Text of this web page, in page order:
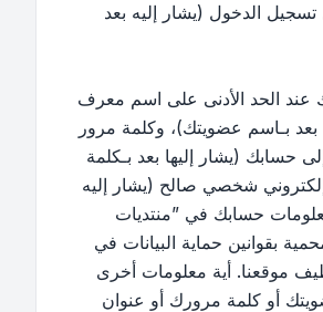
الدخول (يشار إليه بعد
الحد الأدنى على اسم معرف
بعد بـاسم عضويتك)، وكلمة مرور
حسابك (يشار إليها بعد بـكلمة
شخصي صالح (يشار إليه
حسابك في ”منتديات
بقوانين حماية البيانات في
موقعنا. أية معلومات أخرى
أو كلمة مرورك أو عنوان